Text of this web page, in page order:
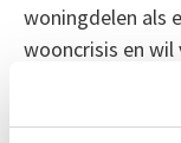
woningdelen als
wooncrisis en
woningen. Er
worden, zoals